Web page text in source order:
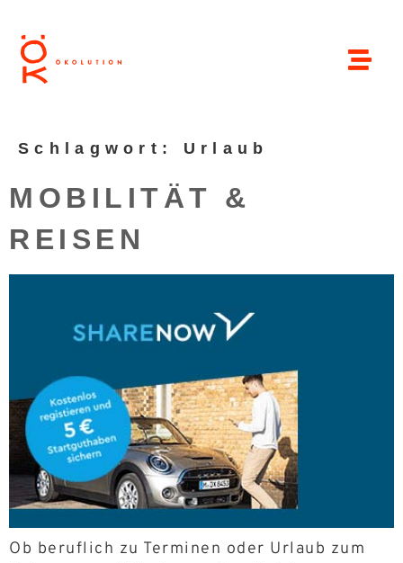
Schlagwort: Urlaub
MOBILITÄT &
REISEN
Ob beruflich zu Terminen oder Urlaub zum